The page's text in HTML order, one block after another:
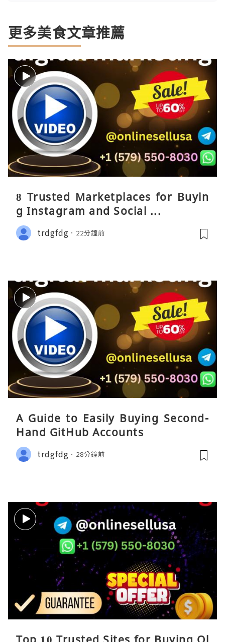
更多美食文章推薦
8 Trusted Marketplaces for Buyin
g Instagram and Social ...
trdgfdg 22分鐘前
A Guide to Easily Buying Second-
Hand GitHub Accounts
trdgfdg 28分鐘前